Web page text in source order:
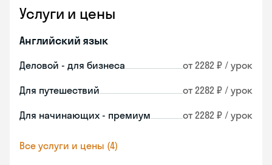
Услуги и цены
Английский язык
Деловой - для бизнеса от 2282 ₽ / урок
Для путешествий от 2282 ₽ / урок
Для начинающих - премиум от 2282 ₽ / урок
Все услуги и цены (4)